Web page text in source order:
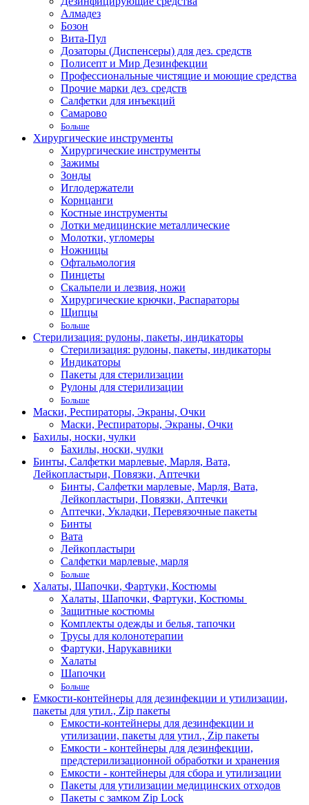
Алмадез
Бозон
Вита-Пул
Дозаторы (Диспенсеры) для дез. средств
Полисепт и Мир Дезинфекции
Профессиональные чистящие и моющие средства
Прочие марки дез. средств
Салфетки для инъекций
Самарово
Больше
Хирургические инструменты
Хирургические инструменты
Зажимы
Зонды
Иглодержатели
Корнцанги
Костные инструменты
Лотки медицинские металлические
Молотки, угломеры
Ножницы
Офтальмология
Пинцеты
Скальпели и лезвия, ножи
Хирургические крючки, Распараторы
Щипцы
Больше
Стерилизация: рулоны, пакеты, индикаторы
Стерилизация: рулоны, пакеты, индикаторы
Индикаторы
Пакеты для стерилизации
Рулоны для стерилизации
Больше
Маски, Респираторы, Экраны, Очки
Маски, Респираторы, Экраны, Очки
Бахилы, носки, чулки
Бахилы, носки, чулки
Бинты, Салфетки марлевые, Марля, Вата,
Лейкопластыри, Повязки, Аптечки
Бинты, Салфетки марлевые, Марля, Вата,
Лейкопластыри, Повязки, Аптечки
Аптечки, Укладки, Перевязочные пакеты
Бинты
Вата
Лейкопластыри
Салфетки марлевые, марля
Больше
Халаты, Шапочки, Фартуки, Костюмы
Халаты, Шапочки, Фартуки, Костюмы
Защитные костюмы
Комплекты одежды и белья, тапочки
Трусы для колонотерапии
Фартуки, Нарукавники
Халаты
Шапочки
Больше
Емкости-контейнеры для дезинфекции и утилизации,
пакеты для утил., Zip пакеты
Емкости-контейнеры для дезинфекции и
утилизации, пакеты для утил., Zip пакеты
Емкости - контейнеры для дезинфекции,
предстерилизационной обработки и хранения
Емкости - контейнеры для сбора и утилизации
Пакеты для утилизации медицинских отходов
Пакеты с замком Zip Lock